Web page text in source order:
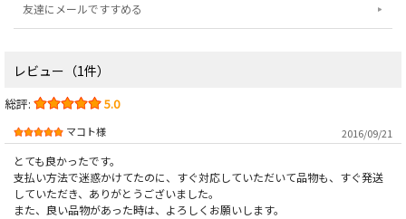
友達にメールですすめる
レビュー（1件）
総評: 5.0
マコト様 2016/09/21
とても良かったです。
支払い方法で迷惑かけてたのに、すぐ対応していただいて品物も、すぐ発送
していただき、ありがとうございました。
また、良い品物があった時は、よろしくお願いします。